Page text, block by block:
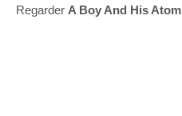
Regarder A Boy And His Atom